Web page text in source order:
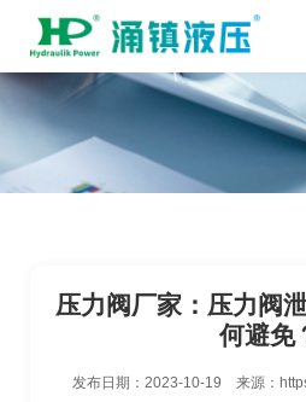
压力阀厂家：压力阀
何避免
发布日期： 2023-10-19 来源：